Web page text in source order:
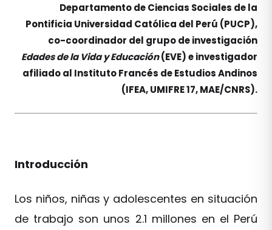
Departamento de Ciencias Sociales de la
Pontificia Universidad Católica del Perú (PUCP),
co-coordinador del grupo de investigación
Edades de la Vida y Educación(EVE) e investigador
afiliado al Instituto Francés de Estudios Andinos
(IFEA, UMIFRE 17, MAE/CNRS).
Introducción
Los niños, niñas y adolescentes en situación
de trabajo son unos 2.1 millones en el Perú